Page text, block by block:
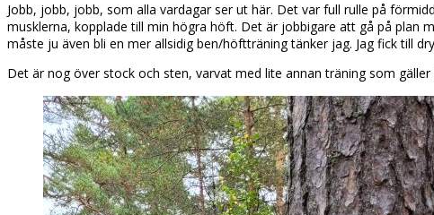
Jobb, jobb, jobb, som alla vardagar ser ut här. Det var full rulle på
musklerna, kopplade till min högra höft. Det är jobbigare att gå på plan
måste ju även bli en mer allsidig ben/höftträning tänker jag. Jag fick till
Det är nog över stock och sten, varvat med lite annan träning som